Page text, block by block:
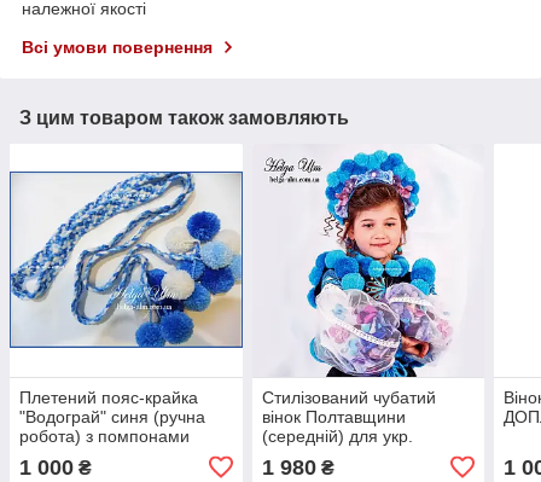
належної якості
Всі умови повернення
З цим товаром також замовляють
Плетений пояс-крайка
"Водограй" синя (ручна
робота) з помпонами
1 000 ₴
Стилізований чубатий
вінок Полтавщини
(середній) для укр.
1 980₴ 1